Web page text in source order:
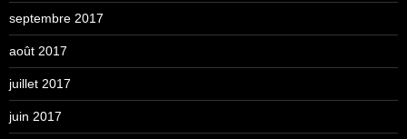
septembre 2017
août 2017
juillet 2017
juin 2017